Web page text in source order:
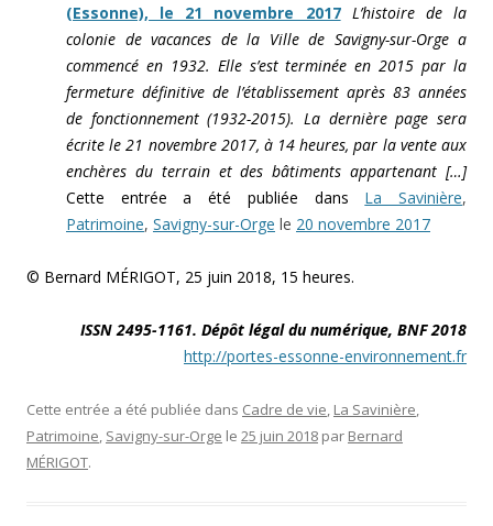
(Essonne), le 21 novembre 2017 L’histoire de la
colonie de vacances de la Ville de Savigny-sur-Orge a
commencé en 1932. Elle s’est terminée en 2015 par la
fermeture définitive de l’établissement après 83 années
de fonctionnement (1932-2015). La dernière page sera
écrite le 21 novembre 2017, à 14 heures, par la vente aux
enchères du terrain et des bâtiments appartenant […]
Cette entrée a été publiée dans
La Savinière,
Patrimoine, Savigny-sur-Orge le 20 novembre 2017
© Bernard MÉRIGOT, 25 juin 2018, 15 heures.
ISSN 2495-1161. Dépôt légal du numérique, BNF 2018
http://portes-essonne-environnement.fr
Cette entrée a été publiée dans Cadre de vie, La Savinière,
Patrimoine, Savigny-sur-Orge le 25 juin 2018 par Bernard
MÉRIGOT.